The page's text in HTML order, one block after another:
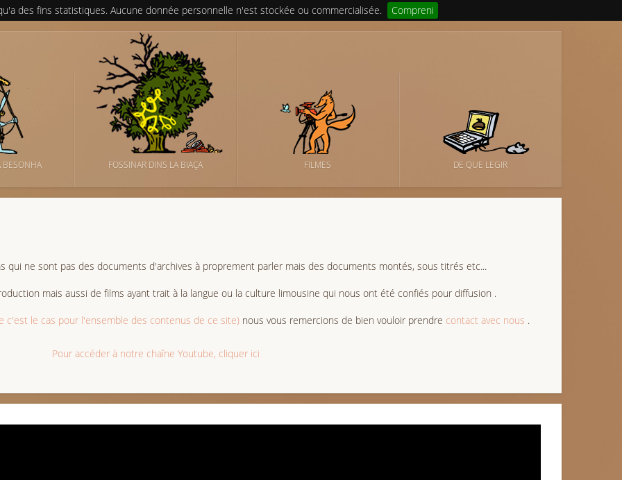
des fins statistiques. Aucune donnée personnelle n'est stockée ou commercialisée. Compreni
BESONHA FOSSINAR DINS LA BIAÇA FILMES DE QUE LEGIR
qui ne sont pas des documents d'archives à proprement parler mais des documents montés, sous titrés etc...
mais aussi de films ayant trait à la langue ou la culture limousine qui nous ont été confiés pour diffusion .
c'est le cas pour l'ensemble des contenus de ce site)nous vous remercions de bien vouloir prendre contact avec nous .
Pour accéder à notre chaîne Youtube, cliquer ici